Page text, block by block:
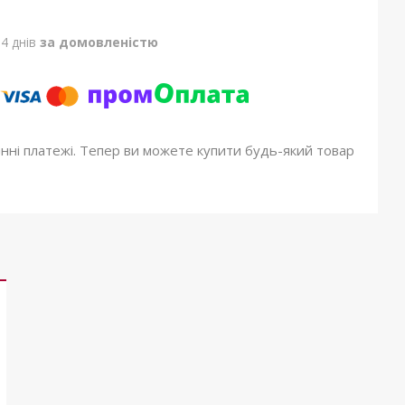
днів за домовленістю
платежі. Тепер ви можете купити будь-який товар